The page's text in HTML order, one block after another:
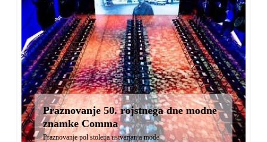
Praznovanje 50. rojstnega dne modne
znamke Comma
Praznovanje pol stoletja ustvarjanja mode